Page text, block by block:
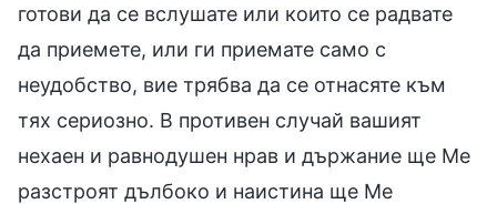
готови да се вслушате или които се радвате
да приемете, или ги приемате само с
неудобство, вие трябва да се отнасяте към
тях сериозно. В противен случай вашият
нехаен и равнодушен нрав и държание ще Ме
разстроят дълбоко и наистина ще Ме